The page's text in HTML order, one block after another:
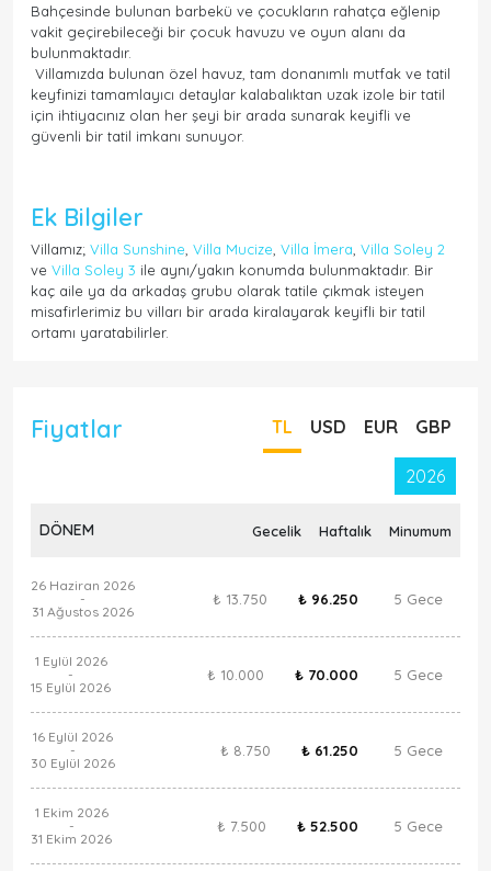
Bahçesinde bulunan barbekü ve çocukların rahatça eğlenip
vakit geçirebileceği bir çocuk havuzu ve oyun alanı da
bulunmaktadır.
Villamızda bulunan özel havuz, tam donanımlı mutfak ve tatil
keyfinizi tamamlayıcı detaylar kalabalıktan uzak izole bir tatil
için ihtiyacınız olan her şeyi bir arada sunarak keyifli ve
güvenli bir tatil imkanı sunuyor.
Ek Bilgiler
Villamız; Villa Sunshine Villa Mucize Villa İmera Villa Soley 2
ve Villa Soley 3 ile aynı/yakın konumda bulunmaktadır. Bir
kaç aile ya da arkadaş grubu olarak tatile çıkmak isteyen
misafirlerimiz bu vilları bir arada kiralayarak keyifli bir tatil
ortamı yaratabilirler.
Fiyatlar TL USD EUR GBP
2026
DÖNEM Gecelik Haftalık Minumum
26 Haziran 2026
-
31 Ağustos 2026
₺ 13.750 ₺ 96.250 5 Gece
1 Eylül 2026
-
15 Eylül 2026
₺ 10.000 ₺ 70.000 5 Gece
16 Eylül 2026
-
30 Eylül 2026
₺ 8.750 ₺ 61.250 5 Gece
1 Ekim 2026
-
31 Ekim 2026
₺ 7.500 ₺ 52.500 5 Gece